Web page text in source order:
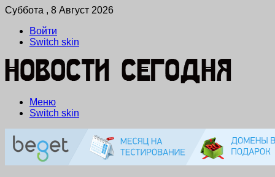
Суббота , 8 Август 2026
Войти
Switch skin
Меню
Switch skin